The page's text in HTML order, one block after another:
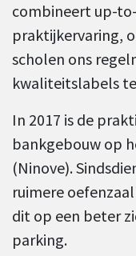
combineert up-
praktijkervaring,
scholen ons
kwaliteitslabels
In 2017 is de
bankgebouw op
(Ninove).
ruimere
dit op een beter
parking.